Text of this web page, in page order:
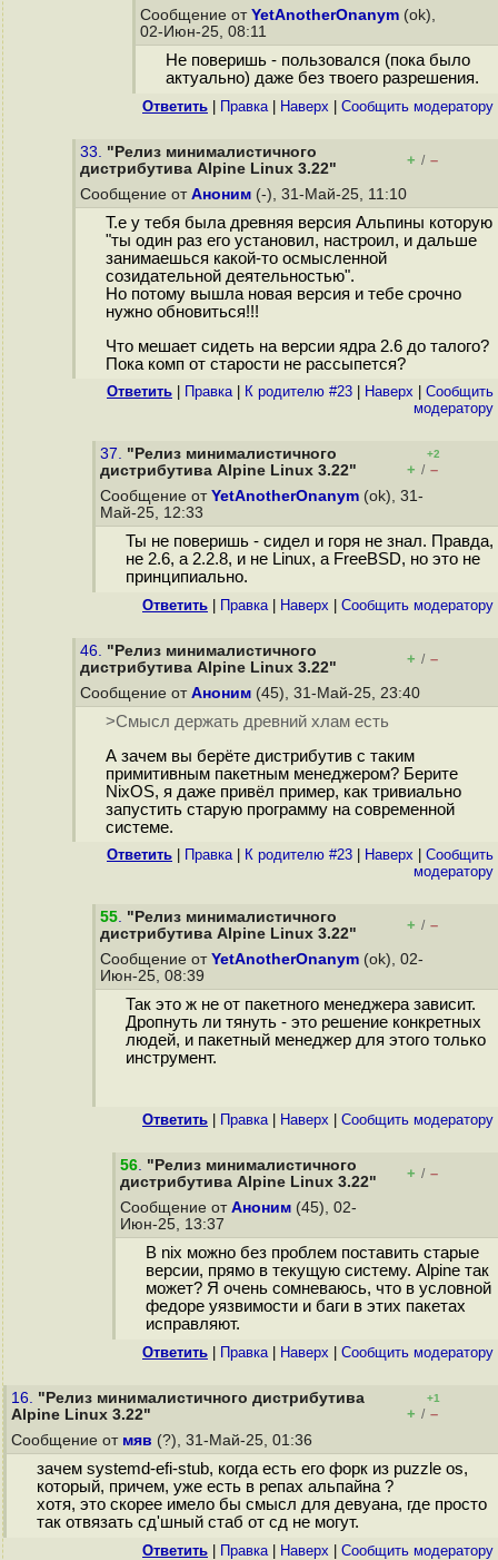
Сообщение от YetAnotherOnanym (ok),
02-Июн-25, 08:11
Не поверишь - пользовался (пока было
актуально) даже без твоего разрешения.
Ответить Правка| Наверх Cообщить модератору
33. "Релиз минималистичного
дистрибутива Alpine Linux 3.22"
+ / –
Сообщение от Аноним (-), 31-Май-25, 11:10
Т.е у тебя была древняя версия Альпины которую
"ты один раз его установил, настроил, и дальше
занимаешься какой-то осмысленной
созидательной деятельностью".
Но потому вышла новая версия и тебе срочно
нужно обновиться!!!
Что мешает сидеть на версии ядра 2.6 до талого?
Пока комп от старости не рассыпется?
Ответить Правка| К родителю #23 Наверх
Cообщить
модератору
37. "Релиз минималистичного
дистрибутива Alpine Linux 3.22"
+2
+ / –
Сообщение от YetAnotherOnanym (ok), 31-
Май-25, 12:33
Ты не поверишь - сидел и горя не знал. Правда,
не 2.6, а 2.2.8, и не Linux, а FreeBSD, но это не
принципиально.
Ответить Правка| Наверх Cообщить модератору
46. "Релиз минималистичного
дистрибутива Alpine Linux 3.22"
+ / –
Сообщение от Аноним (45), 31-Май-25, 23:40
>Смысл держать древний хлам есть
А зачем вы берёте дистрибутив с таким
примитивным пакетным менеджером? Берите
NixOS, я даже привёл пример, как тривиально
запустить старую программу на современной
системе.
Ответить Правка| К родителю #23 Наверх
Cообщить
модератору
55. "Релиз минималистичного
дистрибутива Alpine Linux 3.22"
+ / –
Сообщение от YetAnotherOnanym (ok), 02-
Июн-25, 08:39
Так это ж не от пакетного менеджера зависит.
Дропнуть ли тянуть - это решение конкретных
людей, и пакетный менеджер для этого только
инструмент.
Ответить Правка| Наверх Cообщить модератору
56. "Релиз минималистичного
дистрибутива Alpine Linux 3.22"
+ / –
Сообщение от Аноним (45), 02-
Июн-25, 13:37
В nix можно без проблем поставить старые
версии, прямо в текущую систему. Alpine так
может? Я очень сомневаюсь, что в условной
федоре уязвимости и баги в этих пакетах
исправляют.
Ответить Правка| Наверх Cообщить модератору
16. "Релиз минималистичного дистрибутива
Alpine Linux 3.22"
+1
+ / –
Сообщение от мяв (?), 31-Май-25, 01:36
зачем systemd-efi-stub, когда есть его форк из puzzle os,
который, причем, уже есть в репах альпайна ?
хотя, это скорее имело бы смысл для девуана, где просто
так отвязать сд'шный стаб от сд не могут.
Ответить Правка| Наверх Cообщить модератору